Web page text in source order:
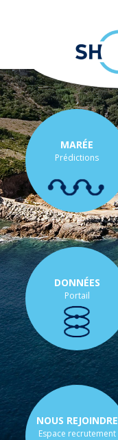
au
contenu
principal
MARÉE
Prédictions
DONNÉES
Portail
NOUS REJOINDRE
Espace recrutement